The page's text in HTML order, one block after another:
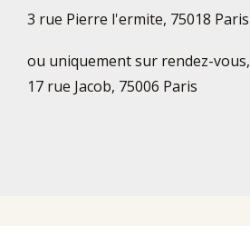
3 rue Pierre l'ermite, 75018 Paris
ou uniquement sur rendez-vous,
17 rue Jacob, 75006 Paris